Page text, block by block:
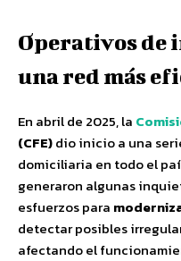
Operativos de
una red más
En abril de 2025, la
(CFE)dio inicio a una
domiciliaria en todo el
generaron algunas
esfuerzos para
detectar posibles
afectando el